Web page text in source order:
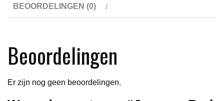
BEOORDELINGEN (0)
Beoordelingen
Er zijn nog geen beoordelingen.